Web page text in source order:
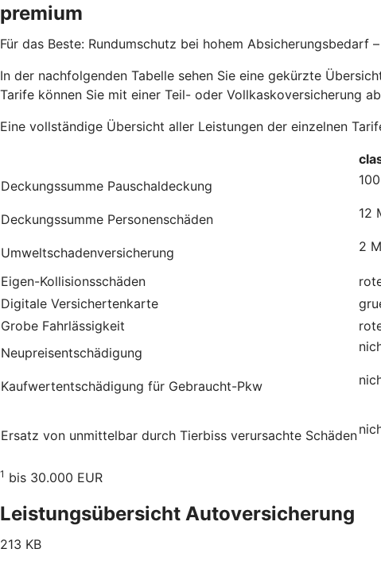
premium
Für das Beste: Rundumschutz bei hohem
In der nachfolgenden Tabelle sehen Sie eine gekürzte
Tarife können Sie mit einer Teil- oder Vollkaskoversicherung
Eine vollständige Übersicht aller Leistungen der einzelnen
Deckungssumme Pauschaldeckung
Deckungssumme Personenschäden 12
Umweltschadenversicherung 2
Eigen-Kollisionsschäden
Digitale Versichertenkarte
Grobe Fahrlässigkeit
Neupreisentschädigung
Kauf­wert­entschädi­gung für Gebraucht-Pkw
Ersatz von unmittelbar durch Tierbiss verur­sachte Schäden
1 bis 30.000 EUR
Leistungsübersicht Autoversicherung
213 KB